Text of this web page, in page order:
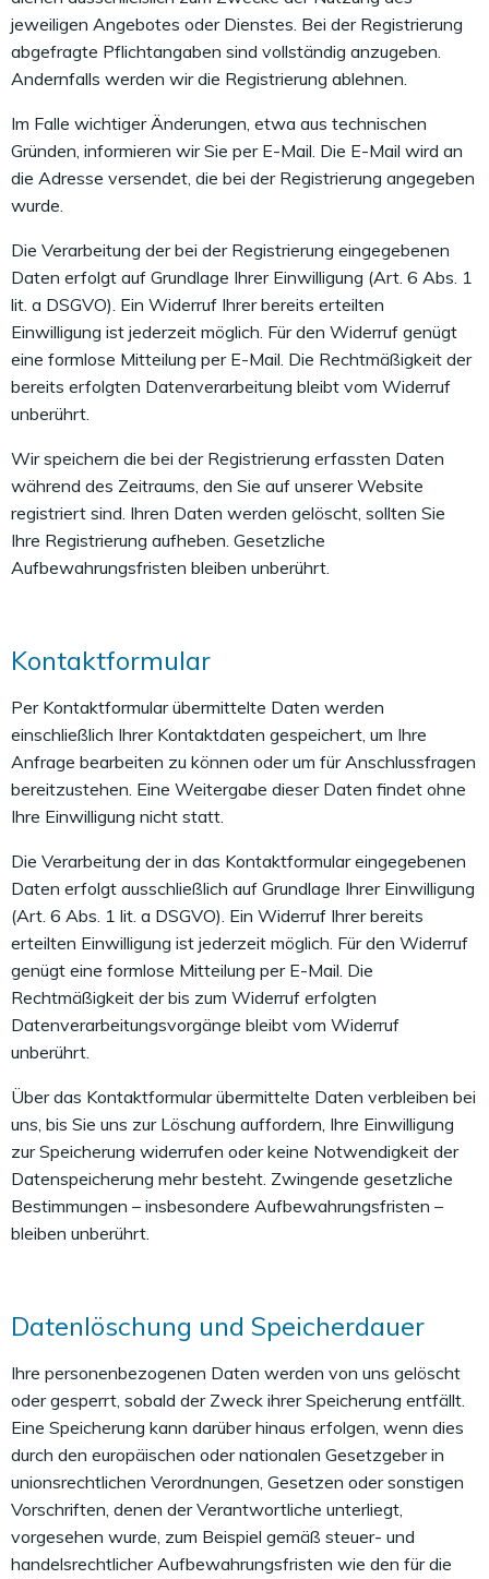
jeweiligen Angebotes oder Dienstes. Bei der Registrierung
abgefragte Pflichtangaben sind vollständig anzugeben.
Andernfalls werden wir die Registrierung ablehnen.
Im Falle wichtiger Änderungen, etwa aus technischen
Gründen, informieren wir Sie per E-Mail. Die E-Mail wird an
die Adresse versendet, die bei der Registrierung angegeben
wurde.
Die Verarbeitung der bei der Registrierung eingegebenen
Daten erfolgt auf Grundlage Ihrer Einwilligung (Art. 6 Abs. 1
lit. a DSGVO). Ein Widerruf Ihrer bereits erteilten
Einwilligung ist jederzeit möglich. Für den Widerruf genügt
eine formlose Mitteilung per E-Mail. Die Rechtmäßigkeit der
bereits erfolgten Datenverarbeitung bleibt vom Widerruf
unberührt.
Wir speichern die bei der Registrierung erfassten Daten
während des Zeitraums, den Sie auf unserer Website
registriert sind. Ihren Daten werden gelöscht, sollten Sie
Ihre Registrierung aufheben. Gesetzliche
Aufbewahrungsfristen bleiben unberührt.
Kontaktformular
Per Kontaktformular übermittelte Daten werden
einschließlich Ihrer Kontaktdaten gespeichert, um Ihre
Anfrage bearbeiten zu können oder um für Anschlussfragen
bereitzustehen. Eine Weitergabe dieser Daten findet ohne
Ihre Einwilligung nicht statt.
Die Verarbeitung der in das Kontaktformular eingegebenen
Daten erfolgt ausschließlich auf Grundlage Ihrer Einwilligung
(Art. 6 Abs. 1 lit. a DSGVO). Ein Widerruf Ihrer bereits
erteilten Einwilligung ist jederzeit möglich. Für den Widerruf
genügt eine formlose Mitteilung per E-Mail. Die
Rechtmäßigkeit der bis zum Widerruf erfolgten
Datenverarbeitungsvorgänge bleibt vom Widerruf
unberührt.
Über das Kontaktformular übermittelte Daten verbleiben bei
uns, bis Sie uns zur Löschung auffordern, Ihre Einwilligung
zur Speicherung widerrufen oder keine Notwendigkeit der
Datenspeicherung mehr besteht. Zwingende gesetzliche
Bestimmungen – insbesondere Aufbewahrungsfristen –
bleiben unberührt.
Datenlöschung und Speicherdauer
Ihre personenbezogenen Daten werden von uns gelöscht
oder gesperrt, sobald der Zweck ihrer Speicherung entfällt.
Eine Speicherung kann darüber hinaus erfolgen, wenn dies
durch den europäischen oder nationalen Gesetzgeber in
unionsrechtlichen Verordnungen, Gesetzen oder sonstigen
Vorschriften, denen der Verantwortliche unterliegt,
vorgesehen wurde, zum Beispiel gemäß steuer- und
handelsrechtlicher Aufbewahrungsfristen wie den für die